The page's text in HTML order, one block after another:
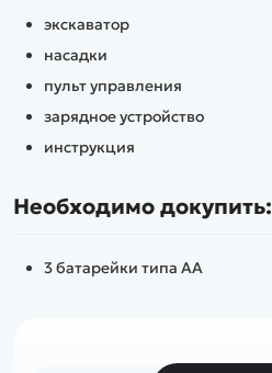
экскаватор
насадки
пульт управления
зарядное устройство
инструкция
Необходимо докупить:
3 батарейки типа AA